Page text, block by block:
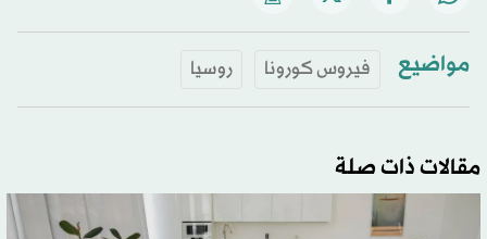
مواضيع فيروس كورونا روسيا
مقالات ذات صلة